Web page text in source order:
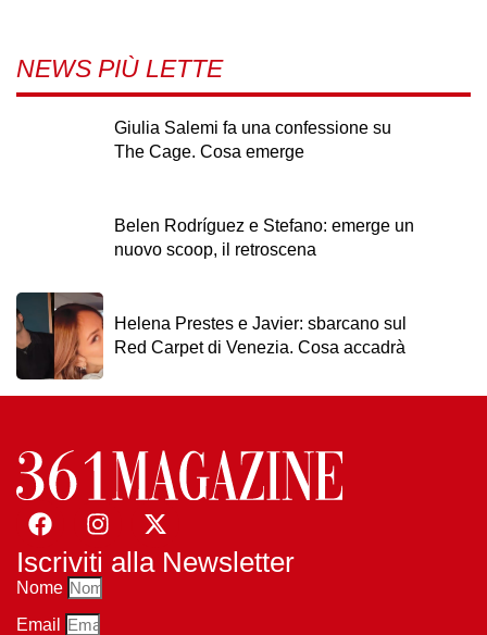
NEWS PIÙ LETTE
Giulia Salemi fa una confessione su
The Cage. Cosa emerge
Belen Rodríguez e Stefano: emerge un
nuovo scoop, il retroscena
Helena Prestes e Javier: sbarcano sul
Red Carpet di Venezia. Cosa accadrà
Iscriviti alla Newsletter
Nome
Email